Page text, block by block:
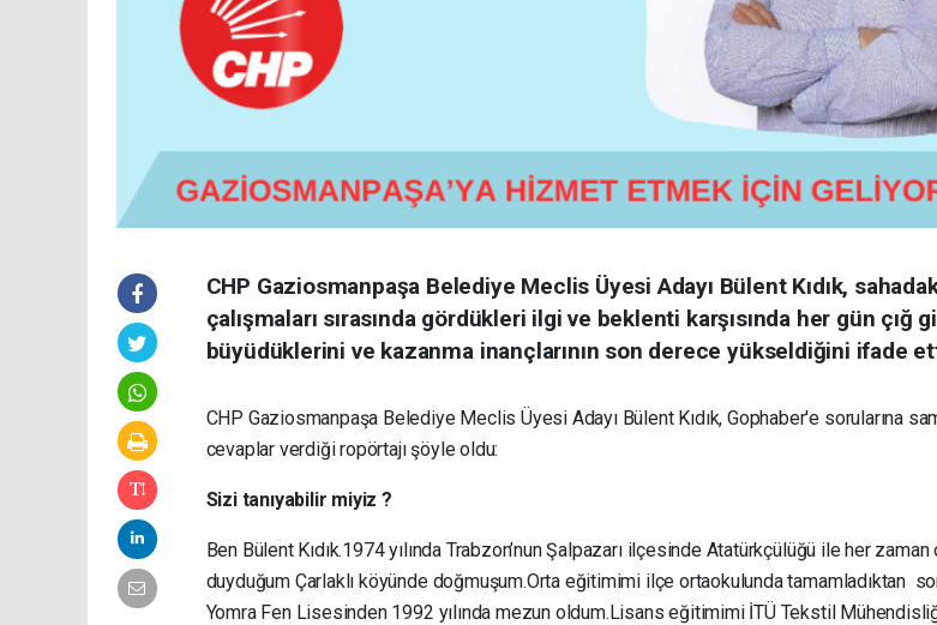
CHP Gaziosmanpaşa Belediye Meclis Üyesi Adayı Bülent Kıdık,
çalışmaları sırasında gördükleri ilgi ve beklenti karşısında her gün çığ
büyüdüklerini ve kazanma inançlarının son derece yükseldiğini ifade
CHP Gaziosmanpaşa Belediye Meclis Üyesi Adayı Bülent Kıdık, Gophaber'e sorularına
cevaplar verdiği ropörtajı şöyle oldu:
Sizi tanıyabilir miyiz ?
Ben Bülent Kıdık.1974 yılında Trabzon’nun Şalpazarı ilçesinde Atatürkçülüğü ile her zaman
duyduğum Çarlaklı köyünde doğmuşum.Orta eğitimimi ilçe ortaokulunda tamamladıktan
Yomra Fen Lisesinden 1992 yılında mezun oldum.Lisans eğitimimi İTÜ Tekstil